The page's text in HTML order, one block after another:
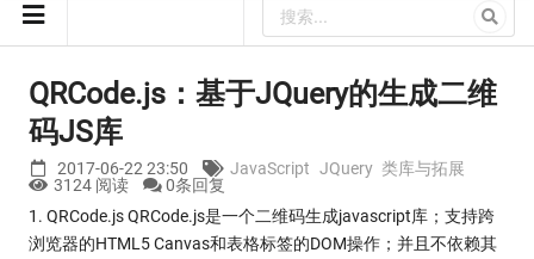
QRCode.js：基于JQuery的生成二维
码JS库
2017-06-22 23:50 JavaScript JQuery 类库与拓展
3124 阅读
0条回复
1. QRCode.js QRCode.js是一个二维码生成javascript库；支持跨
浏览器的HTML5 Canvas和表格标签的DOM操作；并且不依赖其